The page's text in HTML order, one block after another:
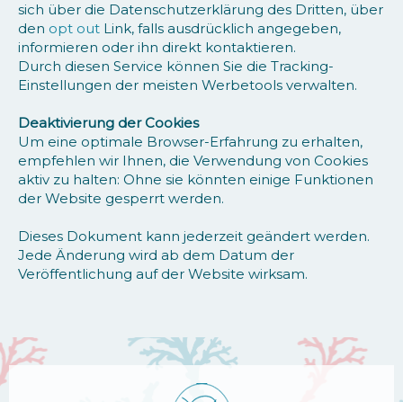
sich über die Datenschutzerklärung des Dritten, über
den opt out Link, falls ausdrücklich angegeben,
informieren oder ihn direkt kontaktieren.
Durch diesen Service können Sie die Tracking-
Einstellungen der meisten Werbetools verwalten.
Deaktivierung der Cookies
Um eine optimale Browser-Erfahrung zu erhalten,
empfehlen wir Ihnen, die Verwendung von Cookies
aktiv zu halten: Ohne sie könnten einige Funktionen
der Website gesperrt werden.
Dieses Dokument kann jederzeit geändert werden.
Jede Änderung wird ab dem Datum der
Veröffentlichung auf der Website wirksam.